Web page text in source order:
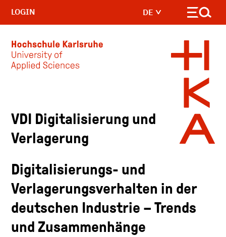
DE
LOGIN
VDI Digitalisierung und
Verlagerung
Digitalisierungs- und
Verlagerungsverhalten in der
deutschen Industrie – Trends
und Zusammenhänge